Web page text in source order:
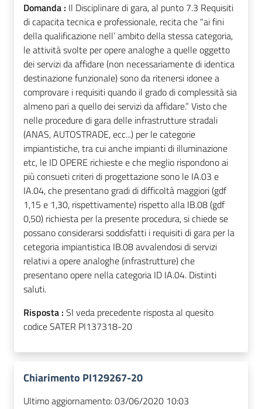
Domanda : Il Disciplinare di gara, al punto 7.3 Requisiti
di capacita tecnica e professionale, recita che "ai fini
della qualificazione nell’ ambito della stessa categoria,
le attività svolte per opere analoghe a quelle oggetto
dei servizi da affidare (non necessariamente di identica
destinazione funzionale) sono da ritenersi idonee a
comprovare i requisiti quando il grado di complessità sia
almeno pari a quello dei servizi da affidare.” Visto che
nelle procedure di gara delle infrastrutture stradali
(ANAS, AUTOSTRADE, ecc...) per le categorie
impiantistiche, tra cui anche impianti di illuminazione
etc, le ID OPERE richieste e che meglio rispondono ai
più consueti criteri di progettazione sono le IA.03 e
IA.04, che presentano gradi di difficoltà maggiori (gdf
1,15 e 1,30, rispettivamente) rispetto alla IB.08 (gdf
0,50) richiesta per la presente procedura, si chiede se
possano considerarsi soddisfatti i requisiti di gara per la
cetegoria impiantistica IB.08 avvalendosi di servizi
relativi a opere analoghe (infrastrutture) che
presentano opere nella categoria ID IA.04. Distinti
saluti.
Risposta : SI veda precedente risposta al quesito
codice SATER PI137318-20
Chiarimento PI129267-20
Ultimo aggiornamento:03/06/2020 10:03